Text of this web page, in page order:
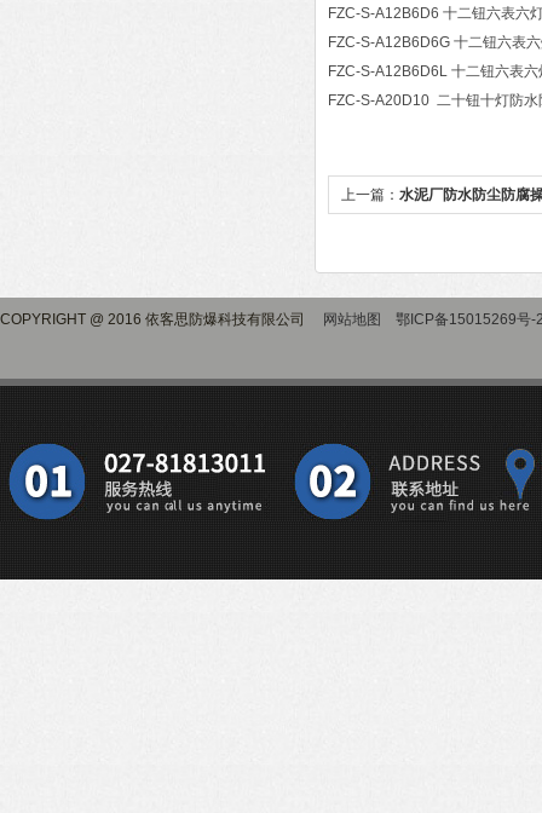
FZC-S-A12B6D6 十二钮六表六
FZC-S-A12B6D6G 十二钮六表
FZC-S-A12B6D6L 十二钮六表六
FZC-S-A20D10 二十钮十灯防
上一篇： 水泥厂防水防尘防腐
COPYRIGHT @ 2016 依客思防爆科技有限公司 网站地图 鄂ICP备15015269号-